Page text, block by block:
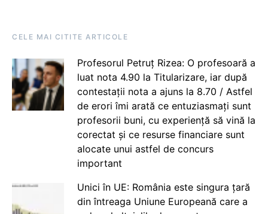
CELE MAI CITITE ARTICOLE
Profesorul Petruț Rizea: O profesoară a
luat nota 4.90 la Titularizare, iar după
contestații nota a ajuns la 8.70 / Astfel
de erori îmi arată ce entuziasmați sunt
profesorii buni, cu experiență să vină la
corectat și ce resurse financiare sunt
alocate unui astfel de concurs
important
Unici în UE: România este singura țară
din întreaga Uniune Europeană care a